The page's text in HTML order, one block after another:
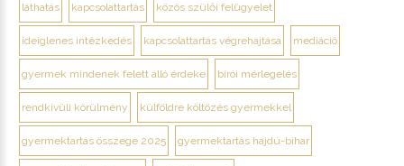
láthatás kapcsolattartás közös szülői felügyelet
ideiglenes intézkedés kapcsolattartás végrehajtása mediáció
gyermek mindenek felett álló érdeke bírói mérlegelés
rendkívüli körülmény külföldre költözés gyermekkel
gyermektartás összege 2025 gyermektartás hajdú-bihar